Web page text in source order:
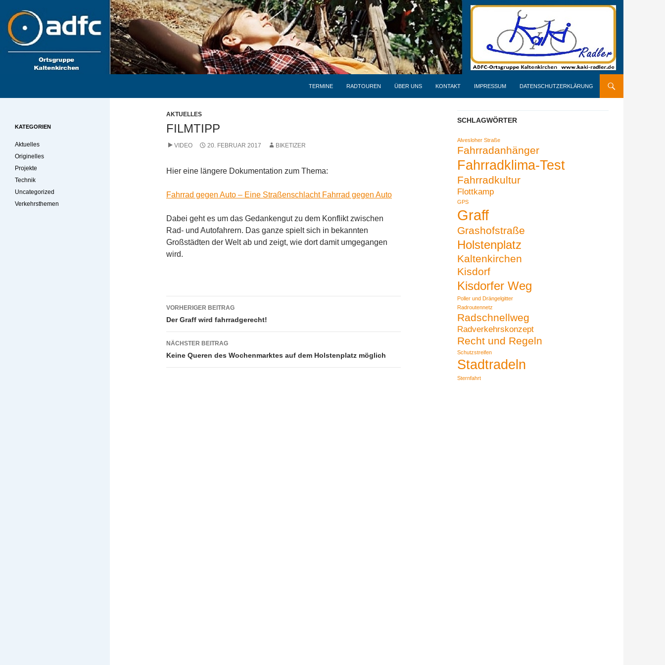
Inhalt
springen
TERMINE RADTOUREN ÜBER UNS KONTAKT IMPRESSUM DATENSCHUTZERKLÄRUNG
AKTUELLES
FILMTIPP
VIDEO 20. FEBRUAR 2017 BIKETIZER
Hier eine längere Dokumentation zum Thema:
Fahrrad gegen Auto – Eine Straßenschlacht Fahrrad gegen Auto
Dabei geht es um das Gedankengut zu dem Konflikt zwischen
Rad- und Autofahrern. Das ganze spielt sich in bekannten
Großstädten der Welt ab und zeigt, wie dort damit umgegangen
wird.
VORHERIGER BEITRAG
Der Graff wird fahrradgerecht!
NÄCHSTER BEITRAG
Keine Queren des Wochenmarktes auf dem Holstenplatz möglich
SCHLAGWÖRTER
Alvesloher Straße
Fahrradanhänger
Fahrradklima-Test
Fahrradkultur
Flottkamp
GPS
Graff
Grashofstraße
Holstenplatz
Kaltenkirchen
Kisdorf
Kisdorfer Weg
Poller und Drängelgitter
Radroutennetz
Radschnellweg
Radverkehrskonzept
Recht und Regeln
Schutzstreifen
Stadtradeln
Sternfahrt
KATEGORIEN
Aktuelles
Originelles
Projekte
Technik
Uncategorized
Verkehrsthemen